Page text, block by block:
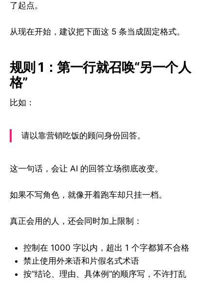
了起点。
从现在开始，建议把下面这 5 条当成固定格式。
规则 1：第一行就召唤“另一个人
格”
比如：
请以靠营销吃饭的顾问身份回答。
这一句话，会让 AI 的回答立场彻底改变。
如果不写角色，就像开着跑车却只挂一档。
真正会用的人，还会同时加上限制：
控制在 1000 字以内，超出 1 个字都算不合格
禁止使用外来语和片假名式术语
按“结论、理由、具体例”的顺序写，不许打乱